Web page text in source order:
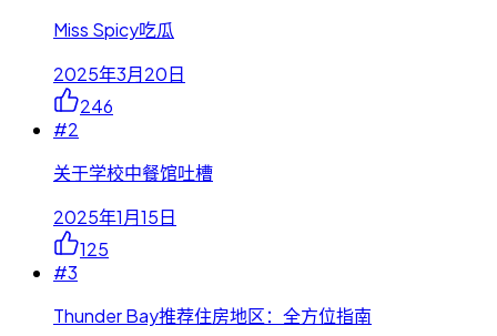
Miss Spicy吃瓜
2025年3月20日
246
#2
关于学校中餐馆吐槽
2025年1月15日
125
#3
Thunder Bay推荐住房地区：全方位指南